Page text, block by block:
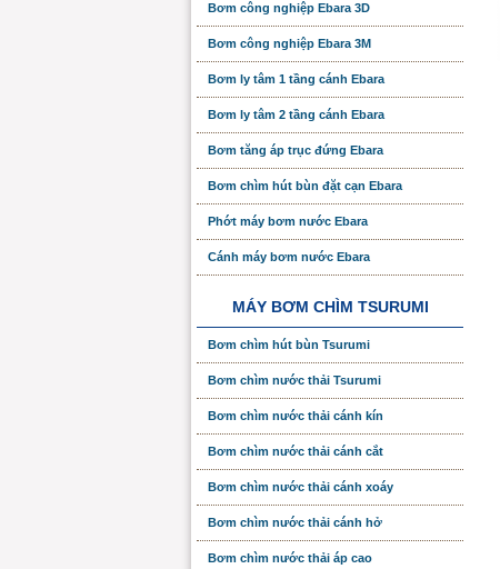
Bơm công nghiệp Ebara 3D
Bơm công nghiệp Ebara 3M
Bơm ly tâm 1 tầng cánh Ebara
Bơm ly tâm 2 tầng cánh Ebara
Bơm tăng áp trục đứng Ebara
Bơm chìm hút bùn đặt cạn Ebara
Phớt máy bơm nước Ebara
Cánh máy bơm nước Ebara
MÁY BƠM CHÌM TSURUMI
Bơm chìm hút bùn Tsurumi
Bơm chìm nước thải Tsurumi
Bơm chìm nước thải cánh kín
Bơm chìm nước thải cánh cắt
Bơm chìm nước thải cánh xoáy
Bơm chìm nước thải cánh hở
Bơm chìm nước thải áp cao